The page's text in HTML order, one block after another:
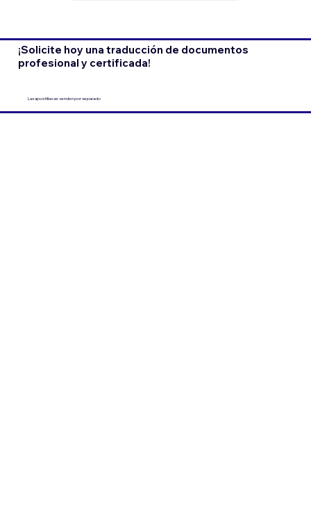
¡Solicite hoy una traducción de documentos
profesional y certificada!
Las apostillas se venden por separado